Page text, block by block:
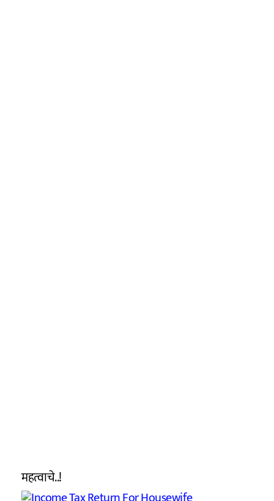
महत्वाचे..!